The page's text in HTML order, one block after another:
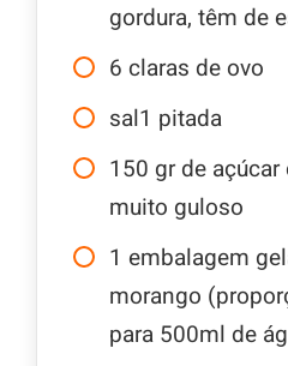
gordura, têm de
6 claras de ovo
sal1 pitada
150 gr de
muito guloso
1 embalagem
morango
para 500ml de